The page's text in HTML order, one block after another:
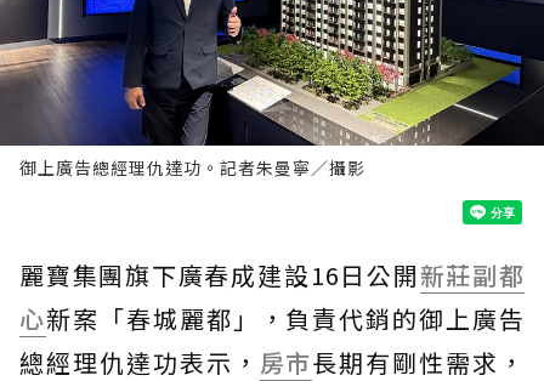
御上廣告總經理仇達功。記者朱曼寧／攝影
麗寶集團旗下廣春成建設16日公開新莊副都
心新案「春城麗都」，負責代銷的御上廣告
總經理仇達功表示， 房市長期有剛性需求，